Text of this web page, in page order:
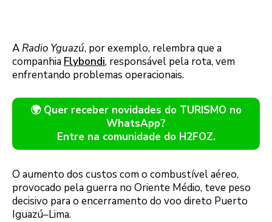
ARadio Yguazú, por exemplo, relembra que a
companhia Flybondi, responsável pela rota, vem
enfrentando problemas operacionais.
🌍 Quer receber novidades do TURISMO no
WhatsApp?
Entre na comunidade do H2FOZ.
O aumento dos custos com o combustível aéreo,
provocado pela guerra no Oriente Médio, teve peso
decisivo para o encerramento do voo direto Puerto
Iguazú–Lima.